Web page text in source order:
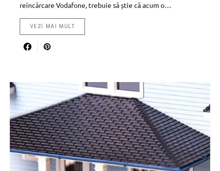
reîncărcare Vodafone, trebuie să știe că acum o…
VEZI MAI MULT